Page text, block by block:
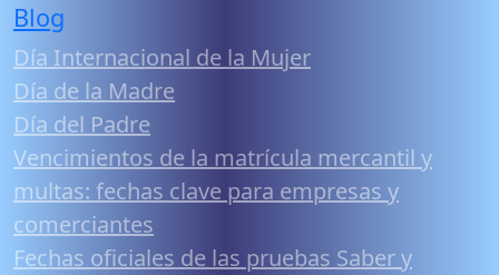
Blog
Día Internacional de la Mujer
Día de la Madre
Día del Padre
Vencimientos de la matrícula mercantil y
multas: fechas clave para empresas y
comerciantes
Fechas oficiales de las pruebas Saber y